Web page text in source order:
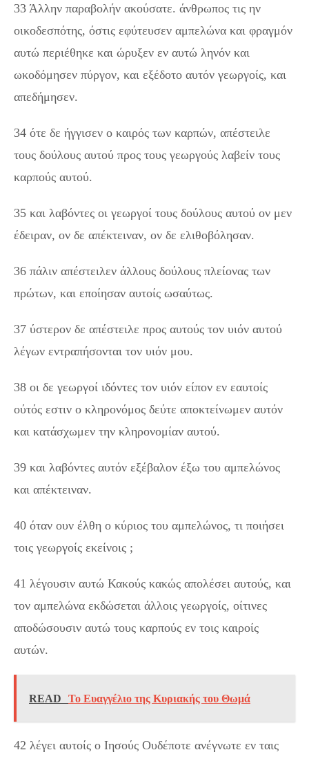
33 Άλλην παραβολήν ακούσατε. άνθρωπος τις ην
οικοδεσπότης, όστις εφύτευσεν αμπελώνα και φραγμόν
αυτώ περιέθηκε και ώρυξεν εν αυτώ ληνόν και
ωκοδόμησεν πύργον, και εξέδοτο αυτόν γεωργοίς, και
απεδήμησεν.
34 ότε δε ήγγισεν ο καιρός των καρπών, απέστειλε
τους δούλους αυτού προς τους γεωργούς λαβείν τους
καρπούς αυτού.
35 και λαβόντες οι γεωργοί τους δούλους αυτού ον μεν
έδειραν, ον δε απέκτειναν, ον δε ελιθοβόλησαν.
36 πάλιν απέστειλεν άλλους δούλους πλείονας των
πρώτων, και εποίησαν αυτοίς ωσαύτως.
37 ύστερον δε απέστειλε προς αυτούς τον υιόν αυτού
λέγων εντραπήσονται τον υιόν μου.
38 οι δε γεωργοί ιδόντες τον υιόν είπον εν εαυτοίς
ούτός εστιν ο κληρονόμος δεύτε αποκτείνωμεν αυτόν
και κατάσχωμεν την κληρονομίαν αυτού.
39 και λαβόντες αυτόν εξέβαλον έξω του αμπελώνος
και απέκτειναν.
40 όταν ουν έλθη ο κύριος του αμπελώνος, τι ποιήσει
τοις γεωργοίς εκείνοις ;
41 λέγουσιν αυτώ Κακούς κακώς απολέσει αυτούς, και
τον αμπελώνα εκδώσεται άλλοις γεωργοίς, οίτινες
αποδώσουσιν αυτώ τους καρπούς εν τοις καιροίς
αυτών.
READ Το Ευαγγέλιο της Κυριακής του Θωμά
42 λέγει αυτοίς ο Ιησούς Ουδέποτε ανέγνωτε εν ταις